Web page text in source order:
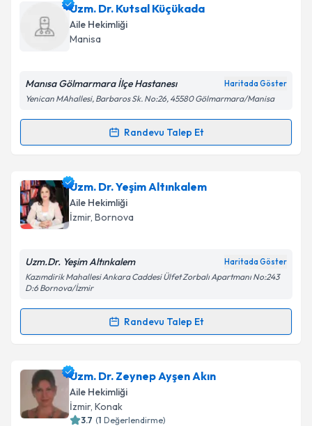
Dr. Aysel Tünceriçin randevu takvimi talebi
oluşturun. Size bu uzmandan randevu almanız için bir
takvim hazırlandığında e-posta ile bilgilendireceğiz.
Kişisel verilerimin işlenmesine ilişkin
Metni'ni okudum ve kişisel verilerimin belirtilen
Takvim Talebini Gönder
Uzm. Dr. Kutsal Küçükada
Aile Hekimliği
Manisa
Manısa Gölmarmara İlçe Hastanesı Haritada Göster
Yenican MAhallesi, Barbaros Sk. No:26, 45580 Gölmarmara/Manisa
Randevu Talep Et
Randevu Takvimi Talebi
Uzm. Dr. Kutsal Küçükadaiçin randevu takvimi talebi
oluşturun. Size bu uzmandan randevu almanız için bir
takvim hazırlandığında e-posta ile bilgilendireceğiz.
Kişisel verilerimin işlenmesine ilişkinAydınlatma
'ni okudum ve kişisel verilerimin belirtilen
kapsamda işlenmesini kabul ediyorum.
Takvim Talebini Gönder
Uzm. Dr. Yeşim Altınkalem
Aile Hekimliği
İzmir, Bornova
Uzm.Dr. Yeşim Altınkalem Haritada Göster
Kazımdirik Mahallesi Ankara Caddesi Ülfet Zorbalı Apartmanı No:243
D:6 Bornova/İzmir
Randevu Talep Et
Randevu Takvimi Talebi
Uzm. Dr. Yeşim Altınkalemiçin randevu takvimi
talebi oluşturun. Size bu uzmandan randevu almanız
için bir takvim hazırlandığında e-posta ile
bilgilendireceğiz.
Uzm. Dr. Zeynep Ayşen Akın
Aile Hekimliği
İzmir, Konak
3.7 (1 Değerlendirme)